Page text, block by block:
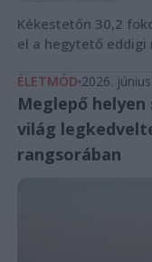
Kékestetőn 30,2
el a hegytető
ÉLETMÓD 2026.
Meglepő
világ
rangsorában